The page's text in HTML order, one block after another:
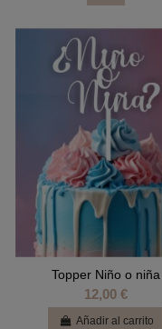
Topper Niño o niña
12,00 €
Añadir al carrito